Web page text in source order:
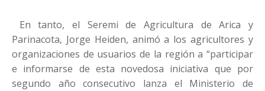
En tanto, el Seremi de Agricultura de Arica y
Parinacota, Jorge Heiden, animó a los agricultores y
organizaciones de usuarios de la región a “participar
e informarse de esta novedosa iniciativa que por
segundo año consecutivo lanza el Ministerio de